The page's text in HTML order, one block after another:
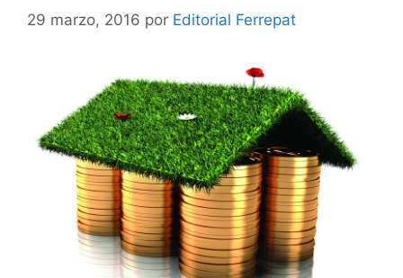
29 marzo, 2016 por Editorial Ferrepat